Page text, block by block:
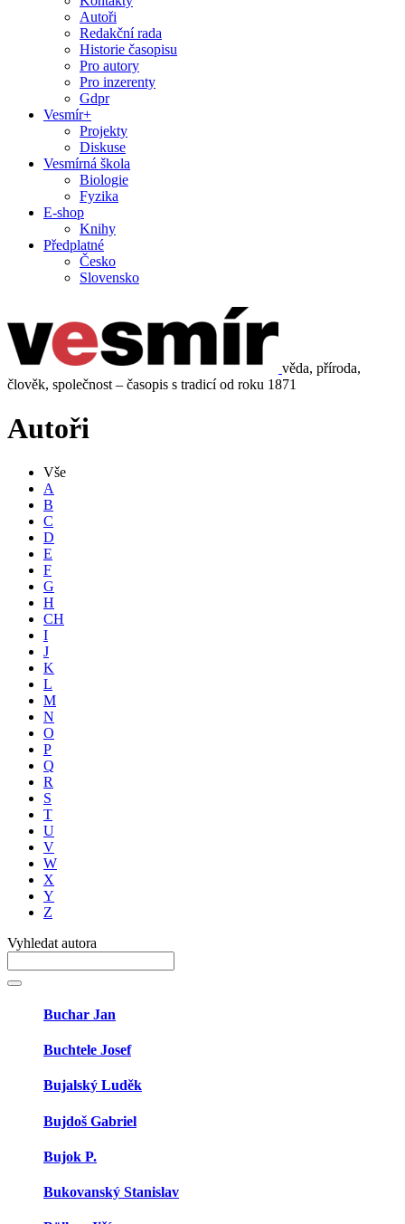
Autoři
Redakční rada
Historie časopisu
Pro autory
Pro inzerenty
Gdpr
Vesmír+
Projekty
Diskuse
Vesmírná škola
Biologie
Fyzika
E-shop
Knihy
Předplatné
Česko
Slovensko
věda, příroda,
člověk, společnost – časopis s tradicí od roku 1871
Autoři
Vše
A
B
C
D
E
F
G
H
CH
I
J
K
L
M
N
O
P
Q
R
S
T
U
V
W
X
Y
Z
Vyhledat autora
Buchar Jan
Buchtele Josef
Bujalský Luděk
Bujdoš Gabriel
Bujok P.
Bukovanský Stanislav